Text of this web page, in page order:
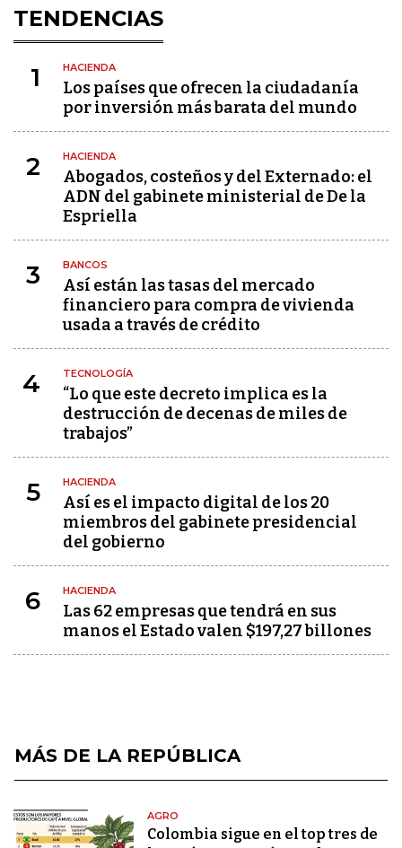
TENDENCIAS
1 HACIENDA
Los países que ofrecen la ciudadanía
por inversión más barata del mundo
2 HACIENDA
Abogados, costeños y del Externado: el
ADN del gabinete ministerial de De la
Espriella
3 BANCOS
Así están las tasas del mercado
financiero para compra de vivienda
usada a través de crédito
4 TECNOLOGÍA
“Lo que este decreto implica es la
destrucción de decenas de miles de
trabajos”
5 HACIENDA
Así es el impacto digital de los 20
miembros del gabinete presidencial
del gobierno
6 HACIENDA
Las 62 empresas que tendrá en sus
manos el Estado valen $197,27 billones
MÁS DE LA REPÚBLICA
AGRO
Colombia sigue en el top tres de